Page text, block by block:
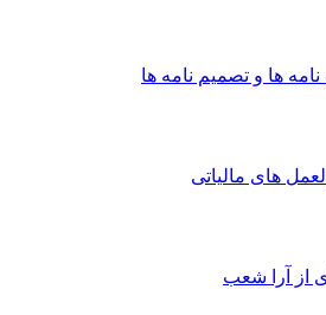
ها و تصمیم نامه ها
های مالیاتی
از آرا شعب